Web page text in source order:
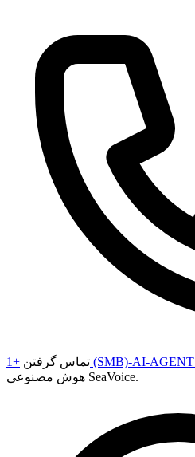
تماس گرفتن +1 (SMB)-AI-AGENT
هوش مصنوعی SeaVoice.